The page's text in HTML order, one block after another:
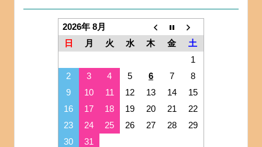
2026年 8月
日
月 火 水 木 金
土
1
2
3 4 5 6 7
8
9
10 11 12 13 14
15
16
17 18 19 20 21
22
23
24 25 26 27 28
29
30
31